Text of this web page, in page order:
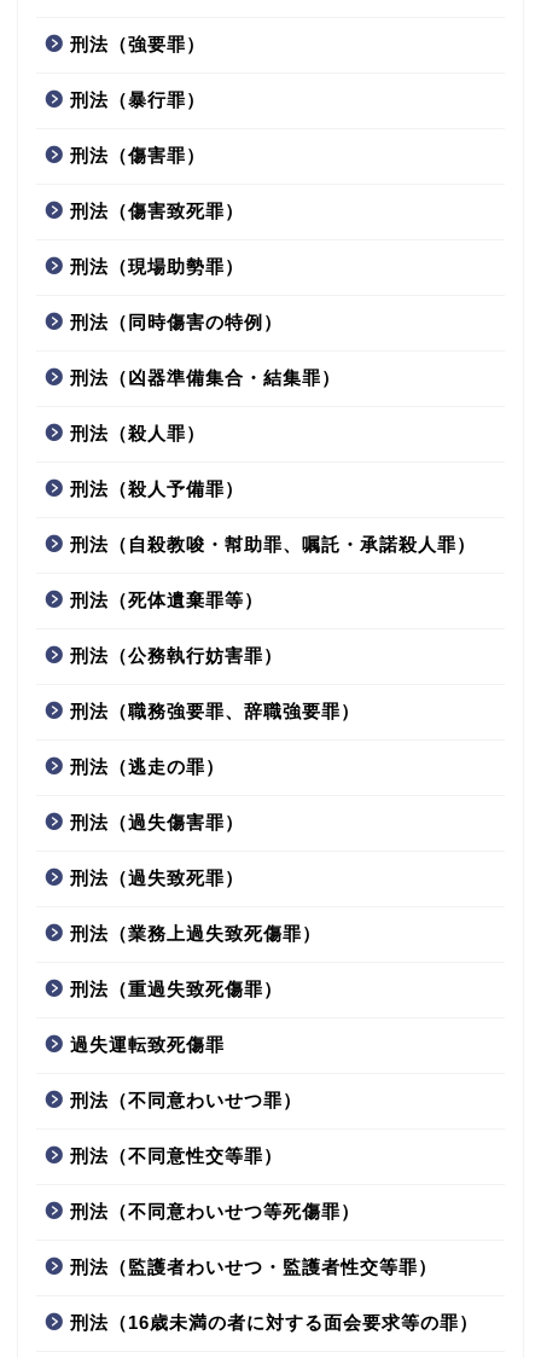
刑法（強要罪）
刑法（暴行罪）
刑法（傷害罪）
刑法（傷害致死罪）
刑法（現場助勢罪）
刑法（同時傷害の特例）
刑法（凶器準備集合・結集罪）
刑法（殺人罪）
刑法（殺人予備罪）
刑法（自殺教唆・幇助罪、嘱託・承諾殺人罪）
刑法（死体遺棄罪等）
刑法（公務執行妨害罪）
刑法（職務強要罪、辞職強要罪）
刑法（逃走の罪）
刑法（過失傷害罪）
刑法（過失致死罪）
刑法（業務上過失致死傷罪）
刑法（重過失致死傷罪）
過失運転致死傷罪
刑法（不同意わいせつ罪）
刑法（不同意性交等罪）
刑法（不同意わいせつ等死傷罪）
刑法（監護者わいせつ・監護者性交等罪）
刑法（16歳未満の者に対する面会要求等の罪）